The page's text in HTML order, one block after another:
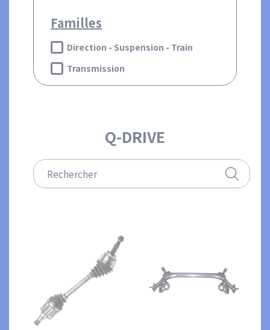
Familles
Direction - Suspension - Train
Transmission
Q-DRIVE